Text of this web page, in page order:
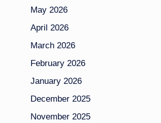
May 2026
April 2026
March 2026
February 2026
January 2026
December 2025
November 2025